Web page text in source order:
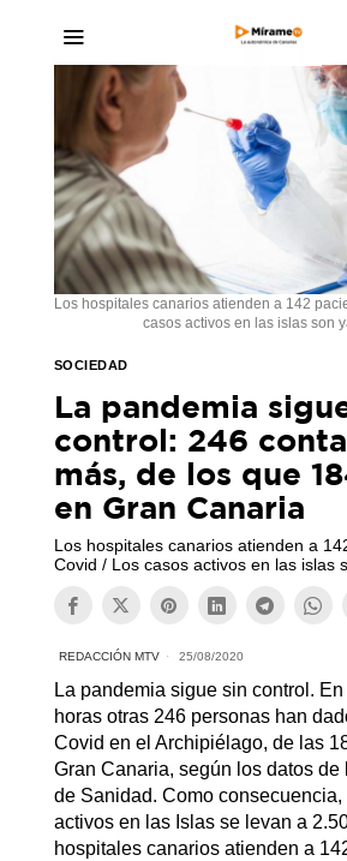
Los hospitales canarios atienden a 142
casos activos en las islas son
SOCIEDAD
La pandemia
control: 246
más, de los que
en Gran Canaria
Los hospitales canarios atienden a
Covid / Los casos activos en las islas
REDACCIÓN MTV 25/08/2020
La pandemia sigue sin control.
horas otras 246 personas han
Covid en el Archipiélago, de las
Gran Canaria, según los datos de
de Sanidad. Como consecuencia,
activos en las Islas se levan a
hospitales canarios atienden a